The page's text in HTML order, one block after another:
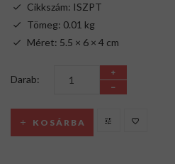
Cikkszám: ISZPT
Tömeg: 0.01 kg
Méret: 5.5 × 6 × 4 cm
Darab:
KOSÁRBA